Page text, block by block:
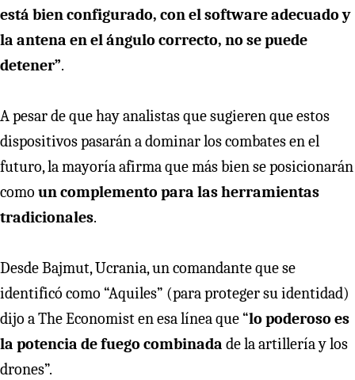
está bien configurado, con el software adecuado y
la antena en el ángulo correcto, no se puede
detener”.
A pesar de que hay analistas que sugieren que estos
dispositivos pasarán a dominar los combates en el
futuro, la mayoría afirma que más bien se posicionarán
como un complemento para las herramientas
tradicionales.
Desde Bajmut, Ucrania, un comandante que se
identificó como “Aquiles” (para proteger su identidad)
dijo a The Economist en esa línea que “lo poderoso es
la potencia de fuego combinada de la artillería y los
drones”.